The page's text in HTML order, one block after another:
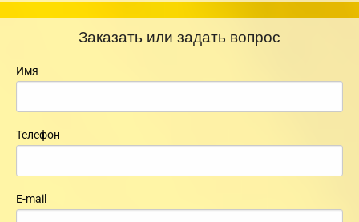
Заказать или задать вопрос
Имя
Телефон
E-mail